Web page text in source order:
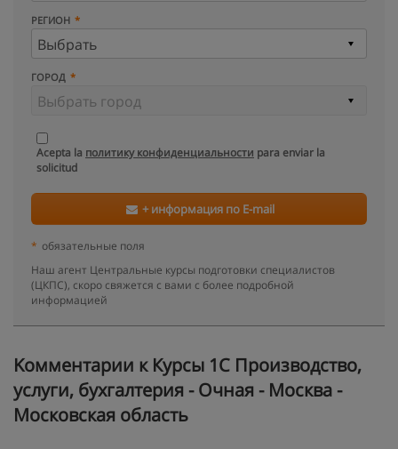
РЕГИОН
ГОРОД
Acepta la политику конфиденциальности para enviar la
solicitud
+ информация по E-mail
* обязательные поля
Наш агент Центральные курсы подготовки специалистов
(ЦКПС), скоро свяжется с вами с более подробной
информацией
Kомментарии к Курсы 1С Производство,
услуги, бухгалтерия - Очная - Москва -
Московская область